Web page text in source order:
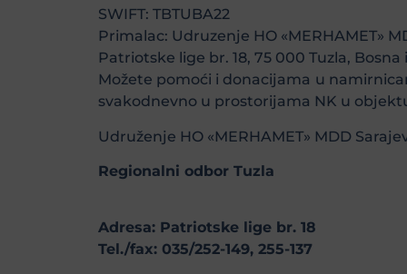
SWIFT: TBTUBA22
Primalac: Udruzenje HO «MERHAMET»
Patriotske lige br. 18, 75 000 Tuzla,
Možete pomoći i donacijama u
svakodnevno u prostorijama NK u
Udruženje HO «MERHAMET» MDD
Regionalni odbor Tuzla
Adresa: Patriotske lige br. 18
Tel./fax: 035/252-149, 255-137